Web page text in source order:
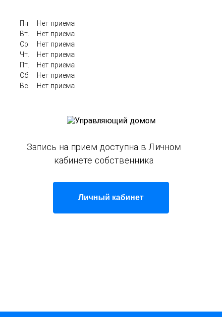
Пн.
Нет приема
Вт.
Нет приема
Ср.
Нет приема
Чт.
Нет приема
Пт.
Нет приема
Сб.
Нет приема
Вс.
Нет приема
Запись на прием доступна в Личном
кабинете собственника
Личный кабинет